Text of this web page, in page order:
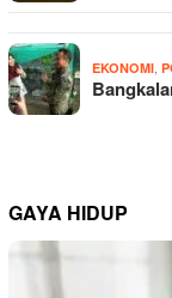
EKONOMI,
GAYA HIDUP